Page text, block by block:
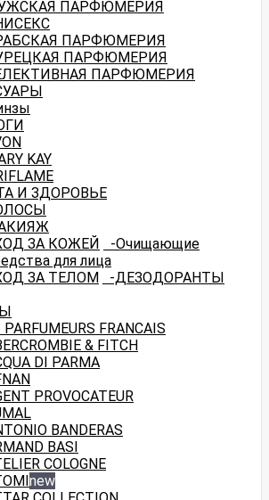
ПАРФЮМЕРИЯ
ПАРФЮМЕРИЯ
ПАРФЮМЕРИЯ
ПАРФЮМЕРИЯ
KAY
И ЗДОРОВЬЕ
ЗА КОЖЕЙ
-Очищающие
для лица
ЗА ТЕЛОМ
-ДЕЗОДОРАНТЫ
PARFUMEURS FRANCAIS
& FITCH
DI PARMA
PROVOCATEUR
BANDERAS
BASI
COLOGNE
new